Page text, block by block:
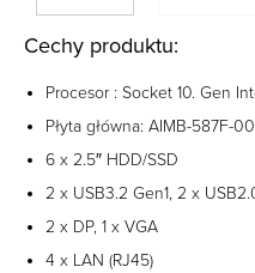
Cechy produktu:
Procesor : Socket 10. Gen
Płyta główna: AIMB-587F-
6 x 2.5″ HDD/SSD
2 x USB3.2 Gen1, 2 x
2 x DP, 1 x VGA
4 x LAN (RJ45)